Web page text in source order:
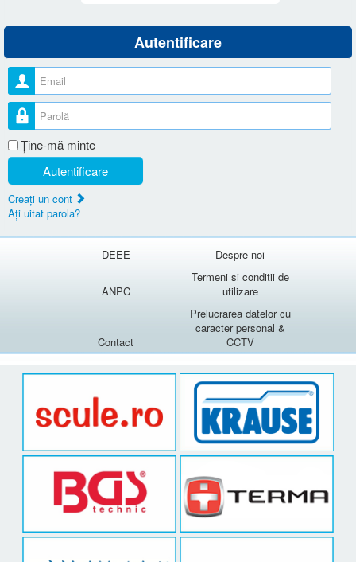
Autentificare
Nume utilizator
Parolă
Ţine-mă minte
Autentificare
Creaţi un cont
Aţi uitat parola?
DEEE Despre noi
ANPC
Termeni si conditii de
utilizare
Contact
Prelucrarea datelor cu
caracter personal &
CCTV